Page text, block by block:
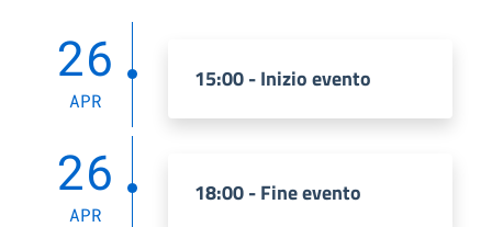
26
APR
15:00 - Inizio evento
26
APR
18:00 - Fine evento